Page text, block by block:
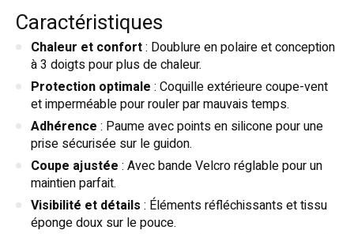
Caractéristiques
Chaleur et confort: Doublure en polaire et conception
à 3 doigts pour plus de chaleur.
Protection optimale : Coquille extérieure coupe-vent
et imperméable pour rouler par mauvais temps.
Adhérence : Paume avec points en silicone pour une
prise sécurisée sur le guidon.
Coupe ajustée : Avec bande Velcro réglable pour un
maintien parfait.
Visibilité et détails : Éléments réfléchissants et tissu
éponge doux sur le pouce.